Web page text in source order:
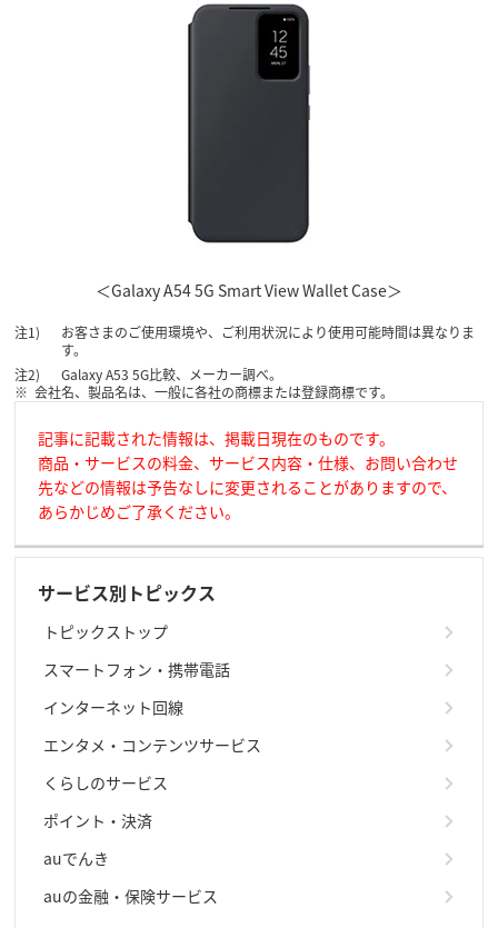
＜Galaxy A54 5G Smart View Wallet Case＞
お客さまのご使用環境や、ご利用状況により使用可能時間は異なりま
す。
Galaxy A53 5G比較、メーカー調べ。
会社名、製品名は、一般に各社の商標または登録商標です。
記事に記載された情報は、掲載日現在のものです。
商品・サービスの料金、サービス内容・仕様、お問い合わせ
先などの情報は予告なしに変更されることがありますので、
あらかじめご了承ください。
サービス別トピックス
トピックストップ
スマートフォン・携帯電話
インターネット回線
エンタメ・コンテンツサービス
くらしのサービス
ポイント・決済
auでんき
auの金融・保険サービス